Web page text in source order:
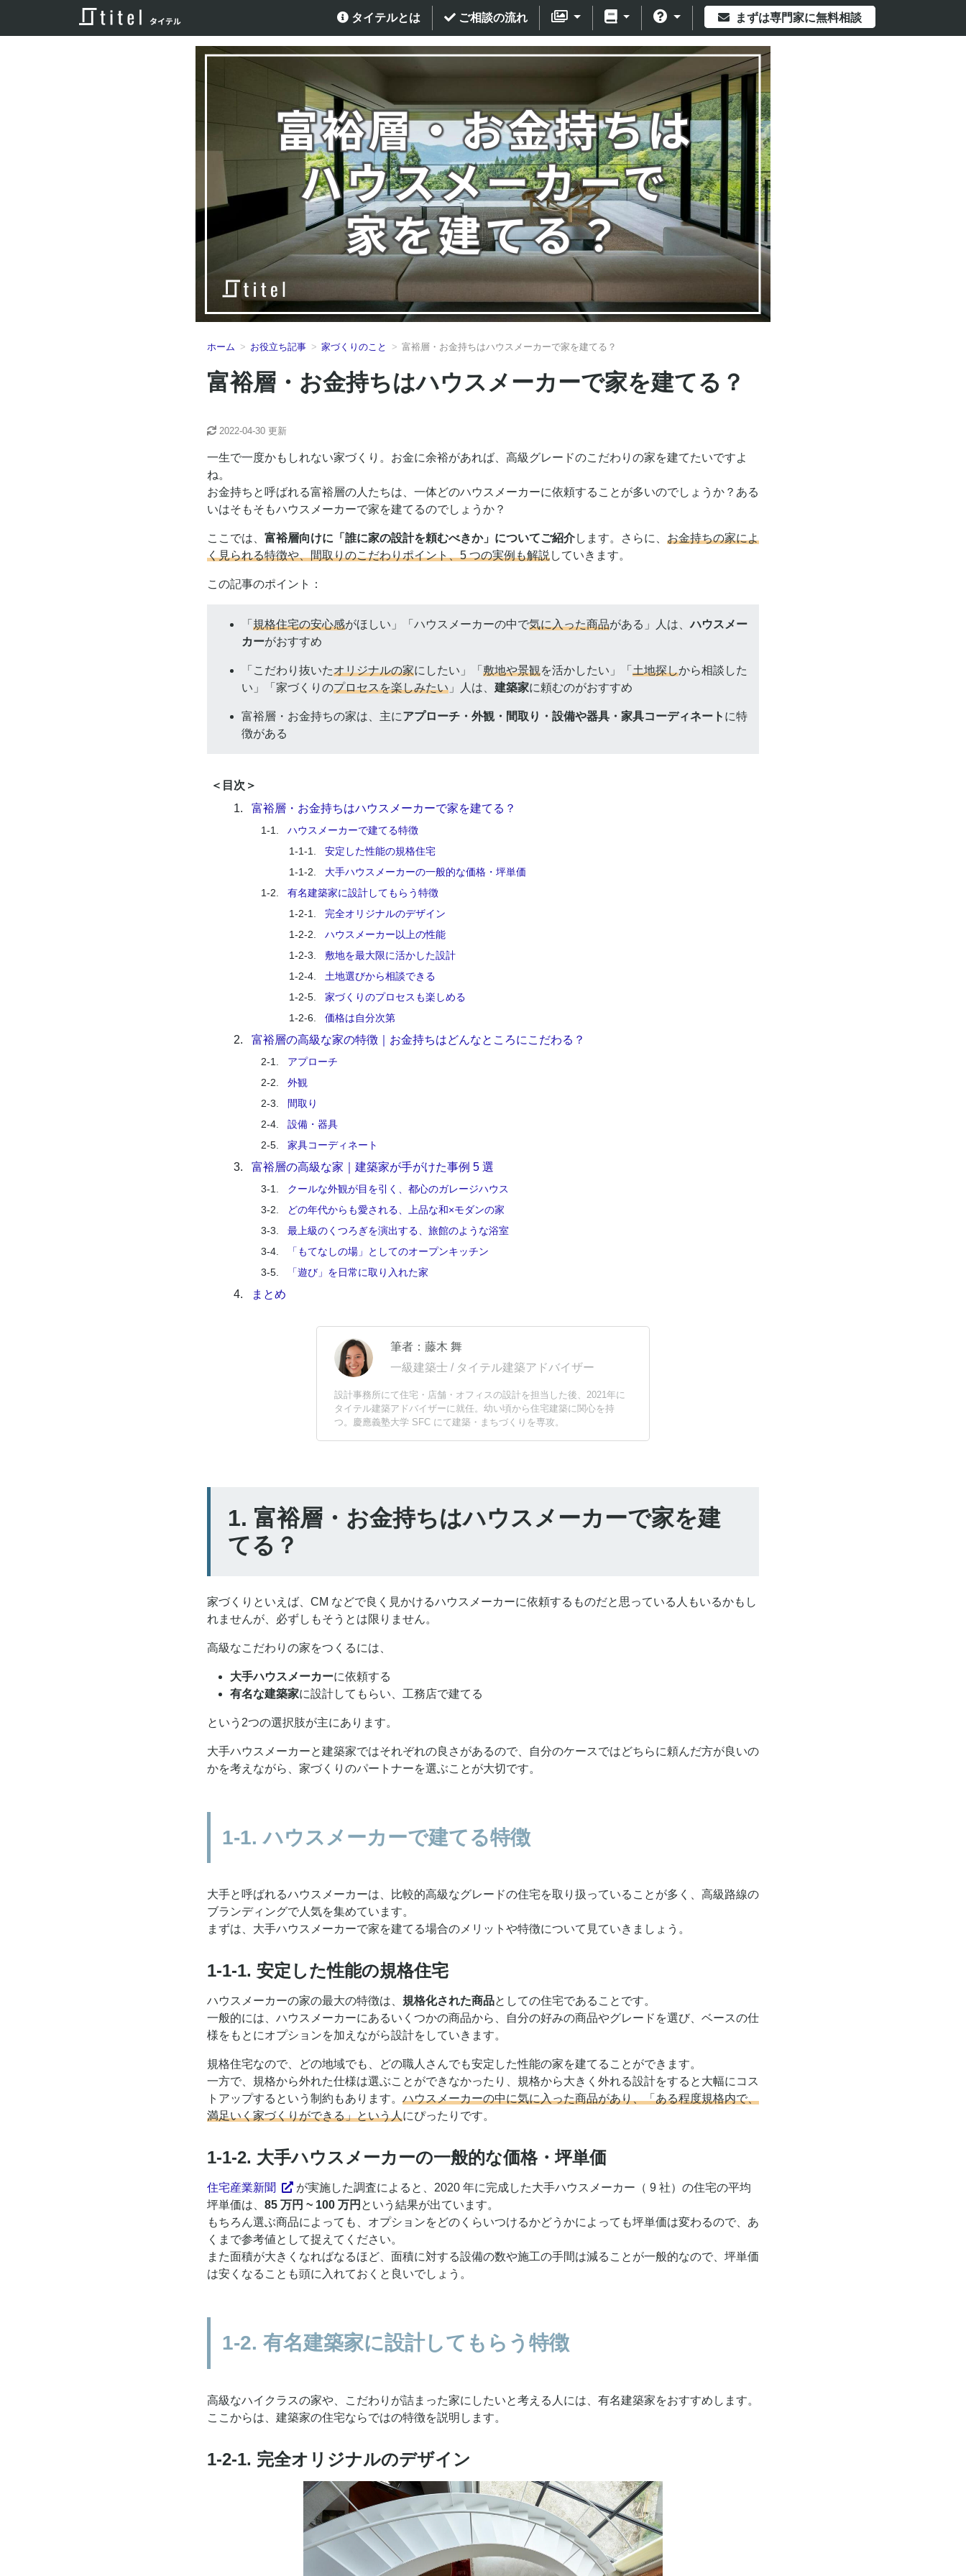
タイテルとは ご相談の流れ まずは専門家に無料相談
ホーム お役立ち記事 家づくりのこと 富裕層・お金持ちはハウスメーカーで家を建てる？
富裕層・お金持ちはハウスメーカーで家を建てる？
2022-04-30 更新
一生で一度かもしれない家づくり。お金に余裕があれば、高級グレードのこだわりの家を建てたいですよ
ね。
お金持ちと呼ばれる富裕層の人たちは、一体どのハウスメーカーに依頼することが多いのでしょうか？ある
いはそもそもハウスメーカーで家を建てるのでしょうか？
ここでは、 富裕層向けに「誰に家の設計を頼むべきか」についてご紹介します。さらに、 お金持ちの家によ
く見られる特徴や、間取りのこだわりポイント、5 つの実例も解説していきます。
この記事のポイント：
「 規格住宅の安心感がほしい」「ハウスメーカーの中で気に入った商品がある」人は、ハウスメー
カーがおすすめ
「こだわり抜いたオリジナルの家にしたい」「 敷地や景観を活かしたい」「 土地探しから相談した
い」「家づくりのプロセスを楽しみたい 」人は、 建築家に頼むのがおすすめ
富裕層・お金持ちの家は、主にアプローチ・外観・間取り・設備や器具・家具コーディネート に特
徴がある
＜目次＞
1.
富裕層・お金持ちはハウスメーカーで家を建てる？
1-1.
ハウスメーカーで建てる特徴
1-1-1.
安定した性能の規格住宅
1-1-2.
大手ハウスメーカーの一般的な価格・坪単価
1-2.
有名建築家に設計してもらう特徴
1-2-1.
完全オリジナルのデザイン
1-2-2.
ハウスメーカー以上の性能
1-2-3.
敷地を最大限に活かした設計
1-2-4.
土地選びから相談できる
1-2-5.
家づくりのプロセスも楽しめる
1-2-6.
価格は自分次第
2. 富裕層の高級な家の特徴｜お金持ちはどんなところにこだわる？
2-1.
アプローチ
2-2.
外観
2-3.
間取り
2-4.
設備・器具
2-5.
家具コーディネート
3. 富裕層の高級な家｜建築家が手がけた事例 5 選
3-1.
クールな外観が目を引く、都心のガレージハウス
3-2.
どの年代からも愛される、上品な和×モダンの家
3-3.
最上級のくつろぎを演出する、旅館のような浴室
3-4.
「もてなしの場」としてのオープンキッチン
3-5.
「遊び」を日常に取り入れた家
4. まとめ
筆者：藤木 舞
一級建築士 / タイテル建築アドバイザー
設計事務所にて住宅・店舗・オフィスの設計を担当した後、2021年に
タイテル建築アドバイザーに就任。幼い頃から住宅建築に関心を持
つ。慶應義塾大学 SFC にて建築・まちづくりを専攻。
1. 富裕層・お金持ちはハウスメーカーで家を建
てる？
家づくりといえば、CM などで良く見かけるハウスメーカーに依頼するものだと思っている人もいるかもし
れませんが、必ずしもそうとは限りません。
高級なこだわりの家をつくるには、
大手ハウスメーカーに依頼する
有名な建築家に設計してもらい、工務店で建てる
という2つの選択肢が主にあります。
大手ハウスメーカーと建築家ではそれぞれの良さがあるので、自分のケースではどちらに頼んだ方が良いの
かを考えながら、家づくりのパートナーを選ぶことが大切です。
1-1. ハウスメーカーで建てる特徴
大手と呼ばれるハウスメーカーは、比較的高級なグレードの住宅を取り扱っていることが多く、高級路線の
ブランディングで人気を集めています。
まずは、大手ハウスメーカーで家を建てる場合のメリットや特徴について見ていきましょう。
1-1-1. 安定した性能の規格住宅
ハウスメーカーの家の最大の特徴は、 規格化された商品としての住宅であることです。
一般的には、ハウスメーカーにあるいくつかの商品から、自分の好みの商品やグレードを選び、ベースの仕
様をもとにオプションを加えながら設計をしていきます。
規格住宅なので、どの地域でも、どの職人さんでも安定した性能の家を建てることができます。
一方で、規格から外れた仕様は選ぶことができなかったり、規格から大きく外れる設計をすると大幅にコス
トアップするという制約もあります。 ハウスメーカーの中に気に入った商品があり、「ある程度規格内で、
満足いく家づくりができる」という人にぴったりです。
1-1-2. 大手ハウスメーカーの一般的な価格・坪単価
住宅産業新聞
が実施した調査によると、2020 年に完成した大手ハウスメーカー（ 9 社）の住宅の平均
坪単価は、 85 万円 ~ 100 万円 という結果が出ています。
もちろん選ぶ商品によっても、オプションをどのくらいつけるかどうかによっても坪単価は変わるので、あ
くまで参考値として捉えてください。
また面積が大きくなればなるほど、面積に対する設備の数や施工の手間は減ることが一般的なので、坪単価
は安くなることも頭に入れておくと良いでしょう。
1-2. 有名建築家に設計してもらう特徴
高級なハイクラスの家や、こだわりが詰まった家にしたいと考える人には、有名建築家をおすすめします。
ここからは、建築家の住宅ならではの特徴を説明します。
1-2-1. 完全オリジナルのデザイン